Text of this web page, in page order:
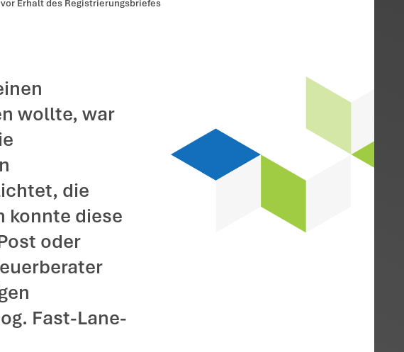
Klageerhebung vor Erhalt des Registrierungsbriefes
für seinen
erheben wollte, war